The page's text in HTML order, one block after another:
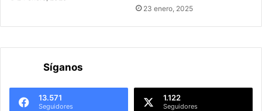
23 enero, 2025
Síganos
13.571
Seguidores
1.122
Seguidores